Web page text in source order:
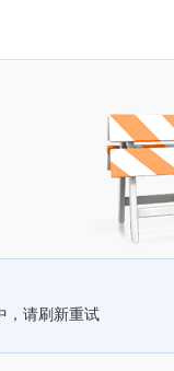
，请刷新重试